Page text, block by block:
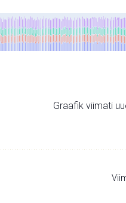
Graafik viimati